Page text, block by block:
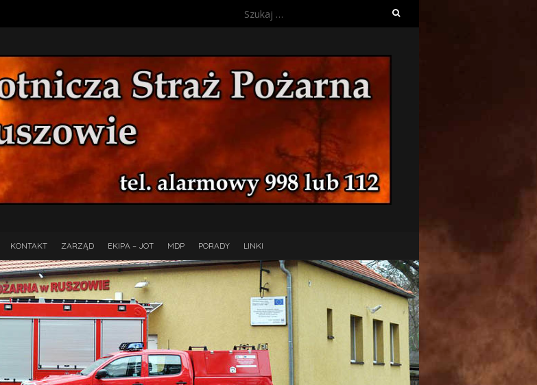
Szukaj:
KONTAKT ZARZĄD EKIPA – JOT MDP PORADY LINKI